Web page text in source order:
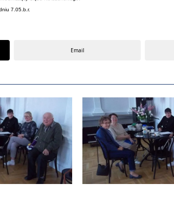
7.05.b.r.
Email